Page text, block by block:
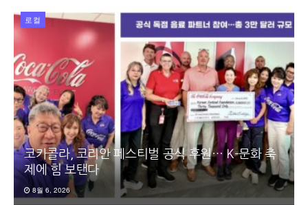
로컬
코카콜라, 코리안 페스티벌 공식 후원… K-문화 축
제에 힘 보탠다
8월 6, 2026